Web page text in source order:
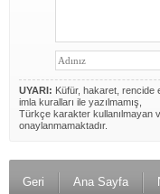
UYARI: Küfür, hakaret, rencide
imla kuralları ile yazılmamış,
Türkçe karakter kullanılmayan
onaylanmamaktadır.
Geri Ana Sayfa